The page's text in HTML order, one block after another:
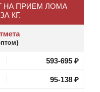
НА ПРИЕМ ЛОМА
КГ.
593-695 ₽
95-138 ₽